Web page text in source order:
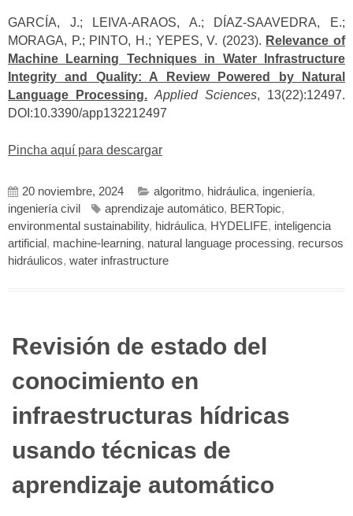
GARCÍA, J.; LEIVA-ARAOS, A.; DÍAZ-SAAVEDRA, E.;
MORAGA, P.; PINTO, H.; YEPES, V. (2023). Relevance of
Machine Learning Techniques in Water Infrastructure
Integrity and Quality: A Review Powered by Natural
Language Processing. Applied Sciences, 13(22):12497.
DOI:10.3390/app132212497
Pincha aquí para descargar
20 noviembre, 2024 algoritmo, hidráulica, ingeniería,
ingeniería civil
aprendizaje automático, BERTopic,
environmental sustainability, hidráulica, HYDELIFE, inteligencia
artificial, machine-learning, natural language processing, recursos
hidráulicos, water infrastructure
Revisión de estado del
conocimiento en
infraestructuras hídricas
usando técnicas de
aprendizaje automático